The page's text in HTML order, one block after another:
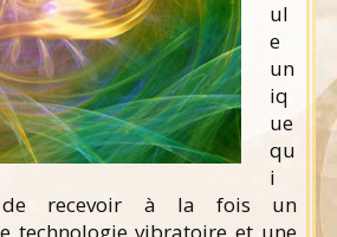
ul
e
un
iq
ue
qu
i
de recevoir à la fois un